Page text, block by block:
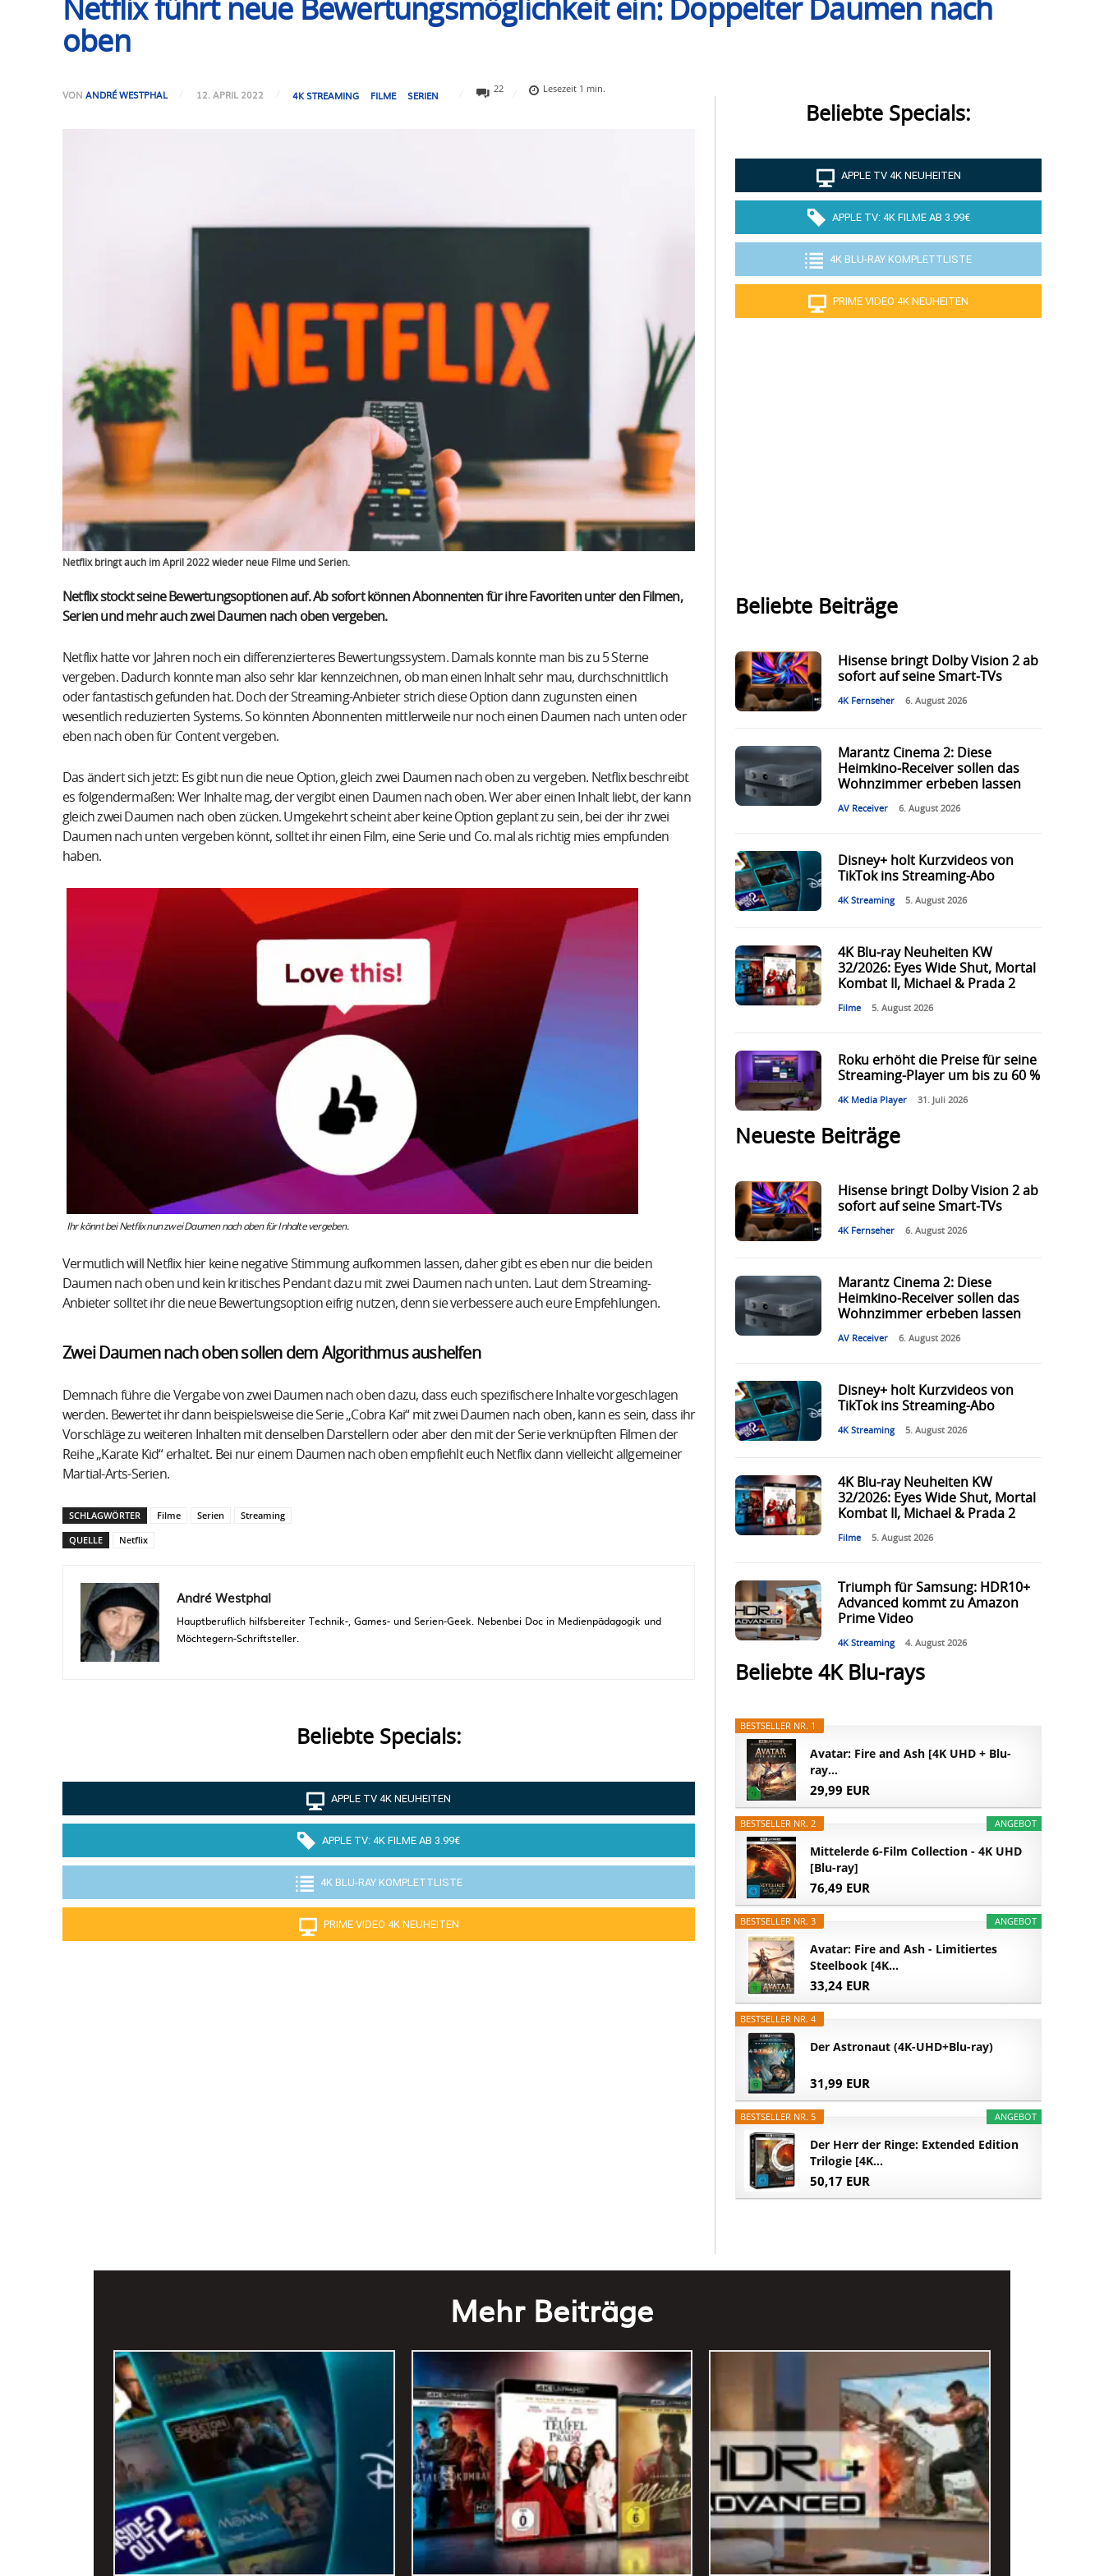
Netflix führt neue Bewertungsmöglichkeit ein: Doppelter Daumen nach
oben
VON ANDRÉ WESTPHAL 12. APRIL 2022 4K STREAMING FILME SERIEN
22 Lesezeit 1 min.
Netflix bringt auch im April 2022 wieder neue Filme und Serien.
Netflix stockt seine Bewertungsoptionen auf. Ab sofort können Abonnenten für ihre Favoriten unter den Filmen,
Serien und mehr auch zwei Daumen nach oben vergeben.
Netflix hatte vor Jahren noch ein differenzierteres Bewertungssystem. Damals konnte man bis zu 5 Sterne
vergeben. Dadurch konnte man also sehr klar kennzeichnen, ob man einen Inhalt sehr mau, durchschnittlich
oder fantastisch gefunden hat. Doch der Streaming-Anbieter strich diese Option dann zugunsten einen
wesentlich reduzierten Systems. So könnten Abonnenten mittlerweile nur noch einen Daumen nach unten oder
eben nach oben für Content vergeben.
Das ändert sich jetzt: Es gibt nun die neue Option, gleich zwei Daumen nach oben zu vergeben. Netflix beschreibt
es folgendermaßen: Wer Inhalte mag, der vergibt einen Daumen nach oben. Wer aber einen Inhalt liebt, der kann
gleich zwei Daumen nach oben zücken. Umgekehrt scheint aber keine Option geplant zu sein, bei der ihr zwei
Daumen nach unten vergeben könnt, solltet ihr einen Film, eine Serie und Co. mal als richtig mies empfunden
haben.
Ihr könnt bei Netflix nun zwei Daumen nach oben für Inhalte vergeben.
Vermutlich will Netflix hier keine negative Stimmung aufkommen lassen, daher gibt es eben nur die beiden
Daumen nach oben und kein kritisches Pendant dazu mit zwei Daumen nach unten. Laut dem Streaming-
Anbieter solltet ihr die neue Bewertungsoption eifrig nutzen, denn sie verbessere auch eure Empfehlungen.
Zwei Daumen nach oben sollen dem Algorithmus aushelfen
Demnach führe die Vergabe von zwei Daumen nach oben dazu, dass euch spezifischere Inhalte vorgeschlagen
werden. Bewertet ihr dann beispielsweise die Serie „Cobra Kai“ mit zwei Daumen nach oben, kann es sein, dass ihr
Vorschläge zu weiteren Inhalten mit denselben Darstellern oder aber den mit der Serie verknüpften Filmen der
Reihe „Karate Kid“ erhaltet. Bei nur einem Daumen nach oben empfiehlt euch Netflix dann vielleicht allgemeiner
Martial-Arts-Serien.
SCHLAGWÖRTER Filme Serien
Streaming
QUELLE
Netflix
André Westphal
Hauptberuflich hilfsbereiter Technik-, Games- und Serien-Geek. Nebenbei Doc in Medienpädagogik und
Möchtegern-Schriftsteller.
Beliebte Specials:
APPLE TV 4K NEUHEITEN
APPLE TV: 4K FILME AB 3.99€
4K BLU-RAY KOMPLETTLISTE
PRIME VIDEO 4K NEUHEITEN
Beliebte Specials:
APPLE TV 4K NEUHEITEN
APPLE TV: 4K FILME AB 3.99€
4K BLU-RAY KOMPLETTLISTE
PRIME VIDEO 4K NEUHEITEN
Beliebte Beiträge
Hisense bringt Dolby Vision 2 ab
sofort auf seine Smart-TVs
4K Fernseher 6. August 2026
Marantz Cinema 2: Diese
Heimkino-Receiver sollen das
Wohnzimmer erbeben lassen
AV Receiver 6. August 2026
Disney+ holt Kurzvideos von
TikTok ins Streaming-Abo
4K Streaming 5. August 2026
4K Blu-ray Neuheiten KW
32/2026: Eyes Wide Shut, Mortal
Kombat II, Michael & Prada 2
Filme 5. August 2026
Roku erhöht die Preise für seine
Streaming-Player um bis zu 60 %
4K Media Player 31. Juli 2026
Neueste Beiträge
Hisense bringt Dolby Vision 2 ab
sofort auf seine Smart-TVs
4K Fernseher 6. August 2026
Marantz Cinema 2: Diese
Heimkino-Receiver sollen das
Wohnzimmer erbeben lassen
AV Receiver 6. August 2026
Disney+ holt Kurzvideos von
TikTok ins Streaming-Abo
4K Streaming 5. August 2026
4K Blu-ray Neuheiten KW
32/2026: Eyes Wide Shut, Mortal
Kombat II, Michael & Prada 2
Filme 5. August 2026
Triumph für Samsung: HDR10+
Advanced kommt zu Amazon
Prime Video
4K Streaming 4. August 2026
Beliebte 4K Blu-rays
BESTSELLER NR. 1
Avatar: Fire and Ash [4K UHD + Blu-
ray...
29,99 EUR
ANGEBOT
BESTSELLER NR. 2
Mittelerde 6-Film Collection - 4K UHD
[Blu-ray]
76,49 EUR
ANGEBOT
BESTSELLER NR. 3
Avatar: Fire and Ash - Limitiertes
Steelbook [4K...
33,24 EUR
BESTSELLER NR. 4
Der Astronaut (4K-UHD+Blu-ray)
31,99 EUR
ANGEBOT
BESTSELLER NR. 5
Der Herr der Ringe: Extended Edition
Trilogie [4K...
50,17 EUR
Mehr Beiträge